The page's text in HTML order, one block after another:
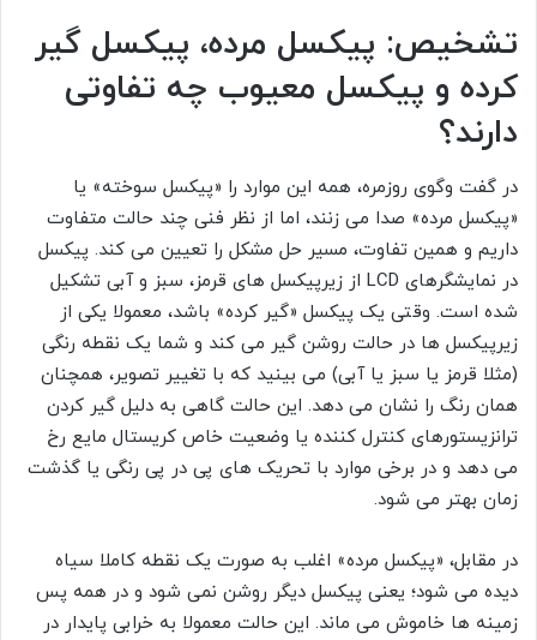
تشخیص: پیکسل مرده، پیکسل گیر
کرده و پیکسل معیوب چه تفاوتی
دارند؟
در گفت وگوی روزمره، همه این موارد را «پیکسل سوخته» یا
«پیکسل مرده» صدا می زنند، اما از نظر فنی چند حالت متفاوت
داریم و همین تفاوت، مسیر حل مشکل را تعیین می کند. پیکسل
در نمایشگرهای LCD از زیرپیکسل های قرمز، سبز و آبی تشکیل
شده است. وقتی یک پیکسل «گیر کرده» باشد، معمولا یکی از
زیرپیکسل ها در حالت روشن گیر می کند و شما یک نقطه رنگی
(مثلا قرمز یا سبز یا آبی) می بینید که با تغییر تصویر، همچنان
همان رنگ را نشان می دهد. این حالت گاهی به دلیل گیر کردن
ترانزیستورهای کنترل کننده یا وضعیت خاص کریستال مایع رخ
می دهد و در برخی موارد با تحریک های پی در پی رنگی یا گذشت
زمان بهتر می شود.
در مقابل، «پیکسل مرده» اغلب به صورت یک نقطه کاملا سیاه
دیده می شود؛ یعنی پیکسل دیگر روشن نمی شود و در همه پس
زمینه ها خاموش می ماند. این حالت معمولا به خرابی پایدار در